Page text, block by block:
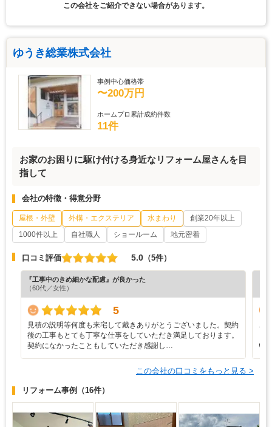
この会社をご紹介できない場合があります。
ゆうき総業株式会社
事例中心価格帯
〜200万円
ホームプロ累計成約件数
11件
お家のお困りに駆け付ける身近なリフォーム屋さんを目
指して
会社の特徴・得意分野
屋根・外壁 外構・エクステリア 水まわり
創業20年以上
1000件以上
自社職人 ショールーム 地元密着
口コミ評価 5.0 （5件）
『工事中のきめ細かな配慮』が良かった
（60代／女性）
5
見積の説明等何度も来宅して戴きありがとうございました。契約
後の工事もとても丁寧な仕事をしていただき満足しております。
契約になかったこともしていただき感謝し…
こ
い
この会社の口コミをもっと見る >
リフォーム事例 （16件）